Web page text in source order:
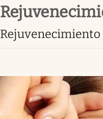
Dólar y mercados
Curiosidades
rejuvenecimiento